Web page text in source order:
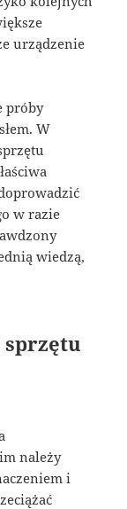
urządzenie
próby
W
w razie
wiedzą,
sprzętu
należy
i